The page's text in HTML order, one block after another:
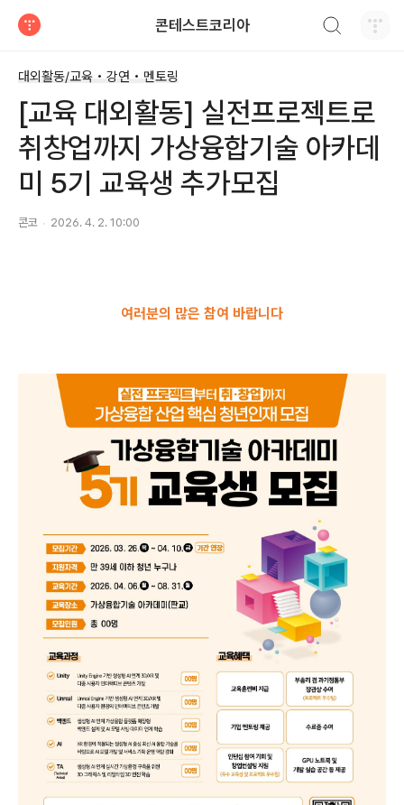
콘테스트코리아
대외활동/교육 • 강연 • 멘토링
[교육 대외활동] 실전프로젝트로
취창업까지 가상융합기술 아카데
미 5기 교육생 추가모집
콘코 2026. 4. 2. 10:00
여러분의 많은 참여 바랍니다